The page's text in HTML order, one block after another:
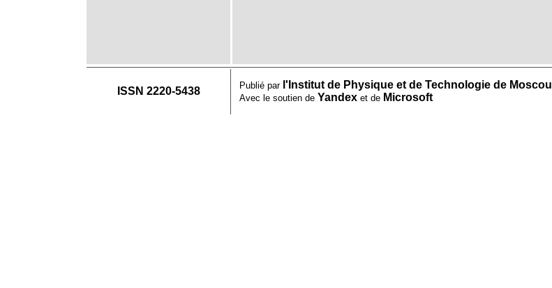
ISSN 2220-5438 Publié par l'Institut de Physique et de Technologie de Moscou
Avec le soutien de Yandex et de Microsoft